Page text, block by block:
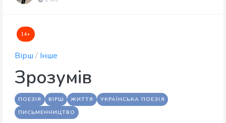
14+
Вірш / Інше
Зрозумів
ПОЕЗІЯ ВІРШ ЖИТТЯ
УКРАЇНСЬКА ПОЕЗІЯ
ПИСЬМЕННИЦТВО